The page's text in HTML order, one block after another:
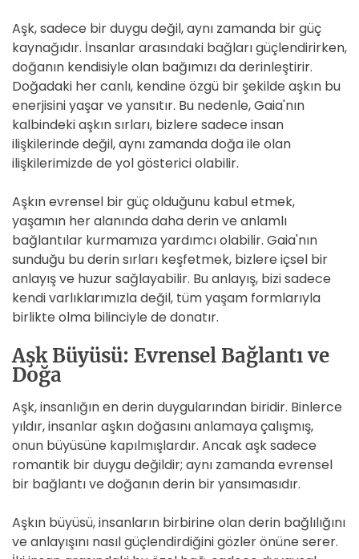
Aşk, sadece bir duygu değil, aynı zamanda bir güç
kaynağıdır. İnsanlar arasındaki bağları güçlendirirken,
doğanın kendisiyle olan bağımızı da derinleştirir.
Doğadaki her canlı, kendine özgü bir şekilde aşkın bu
enerjisini yaşar ve yansıtır. Bu nedenle, Gaia'nın
kalbindeki aşkın sırları, bizlere sadece insan
ilişkilerinde değil, aynı zamanda doğa ile olan
ilişkilerimizde de yol gösterici olabilir.
Aşkın evrensel bir güç olduğunu kabul etmek,
yaşamın her alanında daha derin ve anlamlı
bağlantılar kurmamıza yardımcı olabilir. Gaia'nın
sunduğu bu derin sırları keşfetmek, bizlere içsel bir
anlayış ve huzur sağlayabilir. Bu anlayış, bizi sadece
kendi varlıklarımızla değil, tüm yaşam formlarıyla
birlikte olma bilinciyle de donatır.
Aşk Büyüsü: Evrensel Bağlantı ve
Doğa
Aşk, insanlığın en derin duygularından biridir. Binlerce
yıldır, insanlar aşkın doğasını anlamaya çalışmış,
onun büyüsüne kapılmışlardır. Ancak aşk sadece
romantik bir duygu değildir; aynı zamanda evrensel
bir bağlantı ve doğanın derin bir yansımasıdır.
Aşkın büyüsü, insanların birbirine olan derin bağlılığını
ve anlayışını nasıl güçlendirdiğini gözler önüne serer.